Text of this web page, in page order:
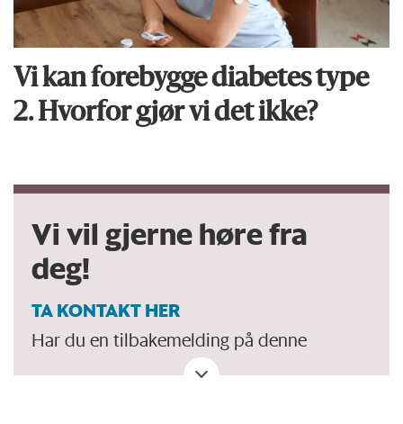
Vi kan forebygge diabetes type
2. Hvorfor gjør vi det ikke?
Vi vil gjerne høre fra
deg!
TA KONTAKT HER
Har du en tilbakemelding på denne
artikkelen. Eller spørsmål, ros eller kritikk?